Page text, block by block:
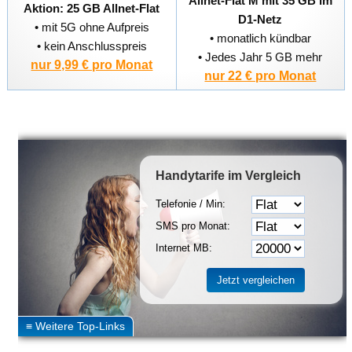
Aktion: 25 GB Allnet-Flat
• mit 5G ohne Aufpreis
• kein Anschlusspreis
nur 9,99 € pro Monat
D1-Netz
• monatlich kündbar
• Jedes Jahr 5 GB mehr
nur 22 € pro Monat
Handytarife im Vergleich
Telefonie / Min:
SMS pro Monat:
Internet MB: